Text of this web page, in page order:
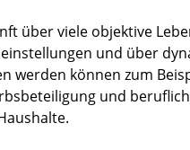
über viele objektive
und über
werden können zum
und